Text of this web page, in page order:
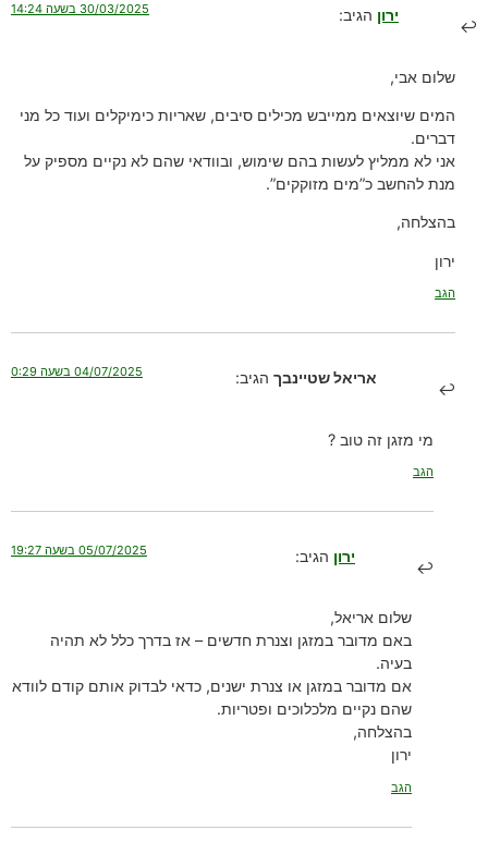
ירון הגיב: 30/03/2025 בשעה 14:24
שלום אבי,
המים שיוצאים ממייבש מכילים סיבים, שאריות כימיקלים ועוד כל מני
דברים.
אני לא ממליץ לעשות בהם שימוש, ובוודאי שהם לא נקיים מספיק על
מנת להחשב כ”מים מזוקקים”.
בהצלחה,
ירון
הגב
אריאל שטיינבך הגיב: 04/07/2025 בשעה 0:29
מי מזגן זה טוב ?
הגב
ירון הגיב: 05/07/2025 בשעה 19:27
שלום אריאל,
באם מדובר במזגן וצנרת חדשים – אז בדרך כלל לא תהיה
בעיה.
אם מדובר במזגן או צנרת ישנים, כדאי לבדוק אותם קודם לוודא
שהם נקיים מלכלוכים ופטריות.
בהצלחה,
ירון
הגב